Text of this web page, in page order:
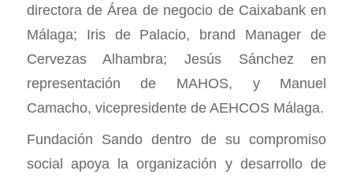
directora de Área de negocio de Caixabank en
Málaga; Iris de Palacio, brand Manager de
Cervezas Alhambra; Jesús Sánchez en
representación de MAHOS, y Manuel
Camacho, vicepresidente de AEHCOS Málaga.
Fundación Sando dentro de su compromiso
social apoya la organización y desarrollo de